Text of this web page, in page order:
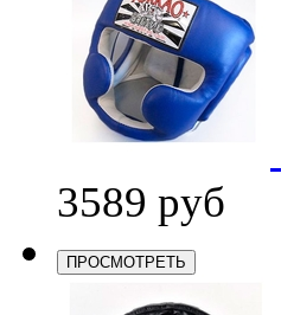
3589 руб
ПРОСМОТРЕТЬ